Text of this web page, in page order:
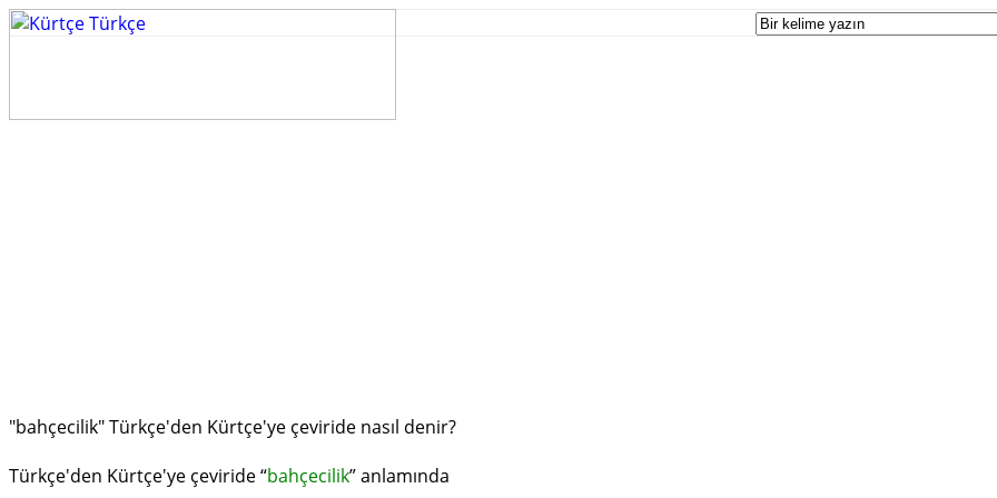
"bahçecilik" Türkçe'den Kürtçe'ye çeviride nasıl denir?
Türkçe'den Kürtçe'ye çeviride “bahçecilik” anlamında